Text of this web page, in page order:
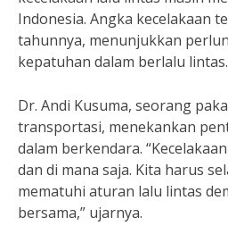
Indonesia. Angka kecelakaan
tahunnya, menunjukkan
kepatuhan dalam berlalu lintas.
Dr. Andi Kusuma, seorang
transportasi, menekankan
dalam berkendara.
dan di mana saja. Kita harus
mematuhi aturan lalu lintas
bersama,” ujarnya.